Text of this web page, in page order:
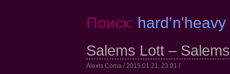
Поиск: hard’n'heavy
Salems Lott –
Alexis Coma / 2015.01.21, 23:01 /